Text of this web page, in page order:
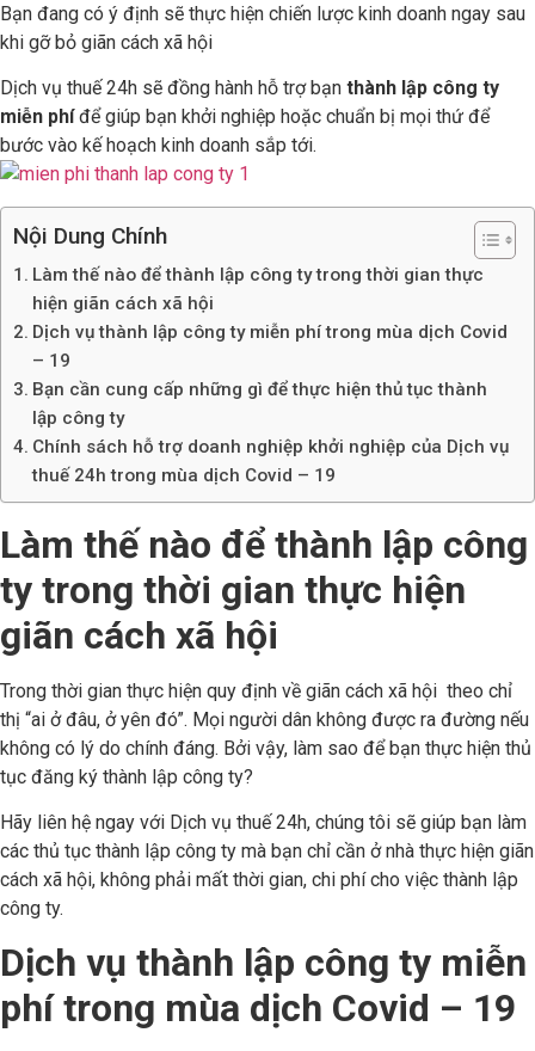
Bạn đang có ý định sẽ thực hiện chiến lược kinh doanh ngay sau
khi gỡ bỏ giãn cách xã hội
Dịch vụ thuế 24h sẽ đồng hành hỗ trợ bạn thành lập công ty
miễn phíđể giúp bạn khởi nghiệp hoặc chuẩn bị mọi thứ để
bước vào kế hoạch kinh doanh sắp tới.
Nội Dung Chính
Làm thế nào để thành lập công ty trong thời gian thực
hiện giãn cách xã hội
Dịch vụ thành lập công ty miễn phí trong mùa dịch Covid
– 19
Bạn cần cung cấp những gì để thực hiện thủ tục thành
lập công ty
Chính sách hỗ trợ doanh nghiệp khởi nghiệp của Dịch vụ
thuế 24h trong mùa dịch Covid – 19
Làm thế nào để thành lập công
ty trong thời gian thực hiện
giãn cách xã hội
Trong thời gian thực hiện quy định về giãn cách xã hội theo chỉ
thị “ai ở đâu, ở yên đó”. Mọi người dân không được ra đường nếu
không có lý do chính đáng. Bởi vậy, làm sao để bạn thực hiện thủ
tục đăng ký thành lập công ty?
Hãy liên hệ ngay với Dịch vụ thuế 24h, chúng tôi sẽ giúp bạn làm
các thủ tục thành lập công ty mà bạn chỉ cần ở nhà thực hiện giãn
cách xã hội, không phải mất thời gian, chi phí cho việc thành lập
công ty.
Dịch vụ thành lập công ty miễn
phí trong mùa dịch Covid – 19